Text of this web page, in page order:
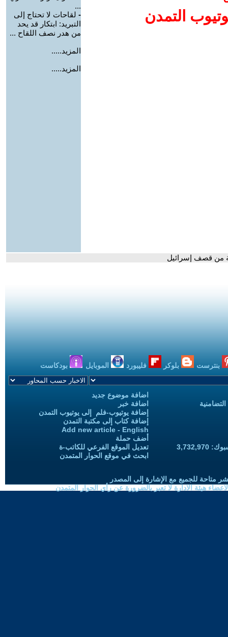
التمدن
...
- لقاحات لا تحتاج إلى
التبريد: ابتكار قد يحد
من هدر نصف اللقاح ...
المزيد.....
المزيد.....
من قصف إسرائيل
بنترست بلوكر فليبورد الموبايل بودكاست
اضافة موضوع جديد
اضافة خبر
إضافة يوتيوب-فلم إلى يوتيوب التمدن
إضافة كتاب إلى مكتبة التمدن
Add new article - English
أضف حملة
تعديل الموقع الفرعي للكاتب-ة
ابحث في موقع الحوار المتمدن
متاحة للجميع مع الإشارة إلى المصدر
هيئة الادارة لا تعبر بالضرورة عن رأي الحوار المتمدن